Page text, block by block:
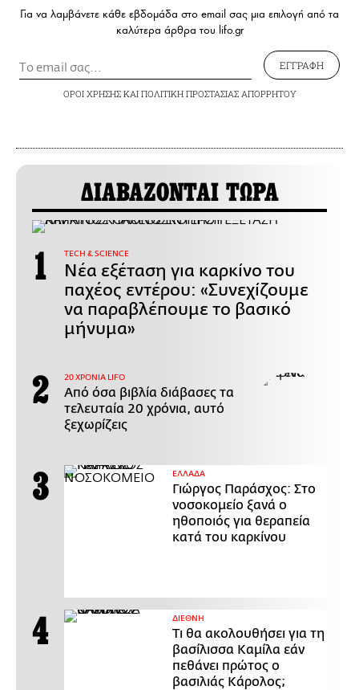
Για να λαμβάνετε κάθε εβδομάδα στο email σας μια επιλογή από τα
καλύτερα άρθρα του lifo.gr
ΕΓΓΡΑΦΗ
ΟΡΟΙ ΧΡΗΣΗΣΚΑΙ ΠΟΛΙΤΙΚΗ ΠΡΟΣΤΑΣΙΑΣ ΑΠΟΡΡΗΤΟΥ
ΔΙΑΒΑΖΟΝΤΑΙ ΤΩΡΑ
ΤECH & SCIENCE
Νέα εξέταση για καρκίνο του
παχέος εντέρου: «Συνεχίζουμε
να παραβλέπουμε το βασικό
μήνυμα»
20 ΧΡΟΝΙΑ LIFO
Από όσα βιβλία διάβασες τα
τελευταία 20 χρόνια, αυτό
ξεχωρίζεις
ΕΛΛΑΔΑ
Γιώργος Παράσχος: Στο
νοσοκομείο ξανά ο
ηθοποιός για θεραπεία
κατά του καρκίνου
ΔΙΕΘΝΗ
Τι θα ακολουθήσει για τη
βασίλισσα Καμίλα εάν
πεθάνει πρώτος ο
βασιλιάς Κάρολος;